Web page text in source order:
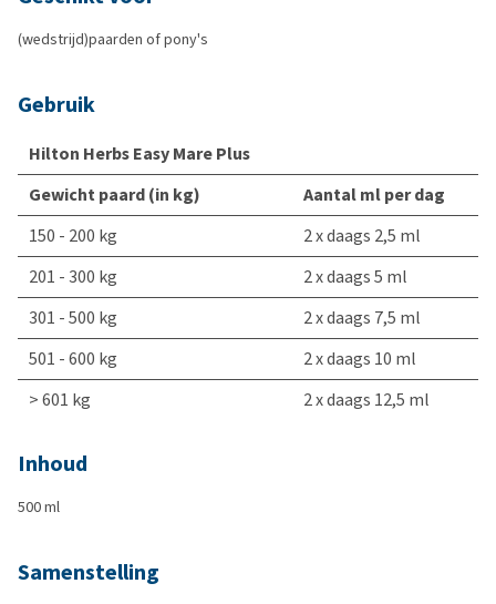
(wedstrijd)paarden of pony's
Gebruik
Hilton Herbs Easy Mare Plus
Gewicht paard (in kg)
Aantal ml per dag
150 - 200 kg
2 x daags 2,5 ml
201 - 300 kg
2 x daags 5 ml
301 - 500 kg
2 x daags 7,5 ml
501 - 600 kg
2 x daags 10 ml
> 601 kg
2 x daags 12,5 ml
Inhoud
500 ml
Samenstelling